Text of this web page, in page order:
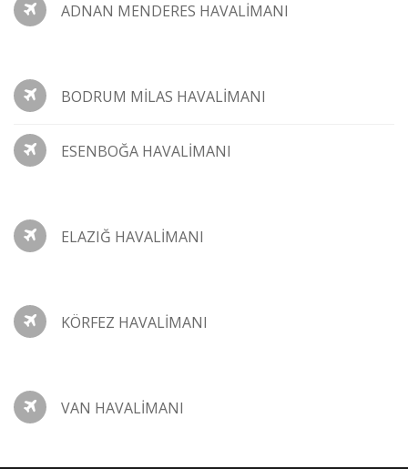
ADNAN MENDERES HAVALİMANI
BODRUM MİLAS HAVALİMANI
ESENBOĞA HAVALİMANI
ELAZIĞ HAVALİMANI
KÖRFEZ HAVALİMANI
VAN HAVALİMANI